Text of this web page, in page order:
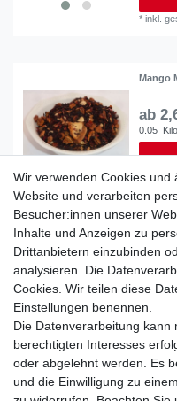
*inkl.
Mango
ab
0.05
*inkl.
Top-Artikel
Kalt ein
ab
0.05
inkl.
Wir verwenden Cookies und
Website und verarbeiten
Besucher:innen unserer
Inhalte und Anzeigen zu
Drittanbietern einzubinden
analysieren. Die
Cookies. Wir teilen diese
Einstellungen benennen.
Die Datenverarbeitung kann
berechtigten Interesses
oder abgelehnt werden. Es
und die Einwilligung zu